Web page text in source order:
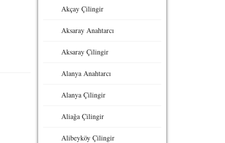
Akçay Çilingir
Aksaray Anahtarcı
Aksaray Çilingir
Alanya Anahtarcı
Alanya Çilingir
Aliağa Çilingir
Alibeyköy Çilingir